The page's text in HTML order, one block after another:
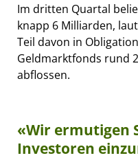
Im dritten Quartal
knapp 6 Milliarden,
Teil davon in
Geldmarktfonds rund
abflossen.
«Wir ermutigen
Investoren